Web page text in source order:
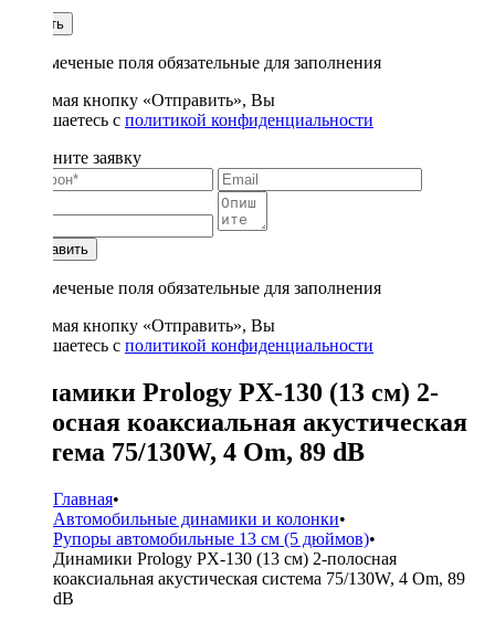
Купить
* - отмеченые поля обязательные для заполнения
Нажимая кнопку «Отправить», Вы
соглашаетесь с политикой конфиденциальности
Заполните заявку
Отправить
* - отмеченые поля обязательные для заполнения
Нажимая кнопку «Отправить», Вы
соглашаетесь с политикой конфиденциальности
Динамики Prology PX-130 (13 см) 2-
полосная коаксиальная акустическая
система 75/130W, 4 Om, 89 dB
Главная•
Автомобильные динамики и колонки•
Рупоры автомобильные 13 см (5 дюймов)•
Динамики Prology PX-130 (13 см) 2-полосная
коаксиальная акустическая система 75/130W, 4 Om, 89
dB